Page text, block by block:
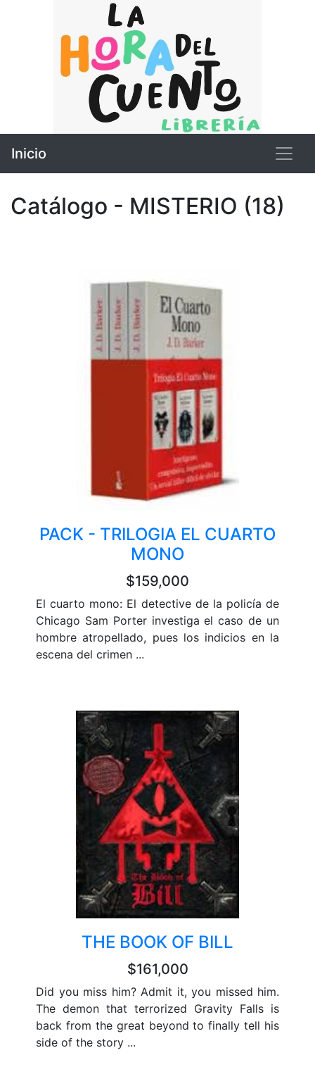
Inicio
Catálogo - MISTERIO (18)
PACK - TRILOGIA EL CUARTO
MONO
$159,000
El cuarto mono: El detective de la policía de
Chicago Sam Porter investiga el caso de un
hombre atropellado, pues los indicios en la
escena del crimen ...
THE BOOK OF BILL
$161,000
Did you miss him? Admit it, you missed him.
The demon that terrorized Gravity Falls is
back from the great beyond to finally tell his
side of the story ...